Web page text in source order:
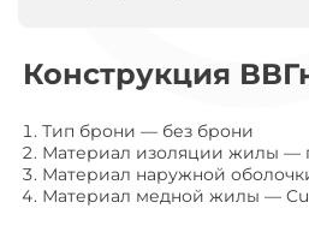
Конструкция
Тип брони — без брони
Материал изоляции жилы —
Материал наружной
Материал медной жилы — Cu